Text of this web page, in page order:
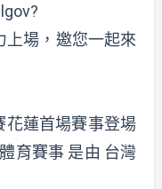
上場，邀您一起來
花蓮首場賽事登場
育賽事 是由 台灣